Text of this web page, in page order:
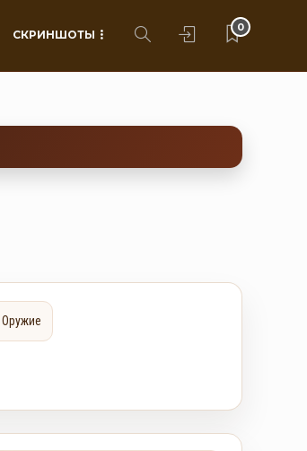
СКРИНШОТЫ
0
Оружие